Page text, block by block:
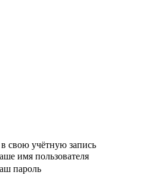
свою учётную запись
имя пользователя
пароль